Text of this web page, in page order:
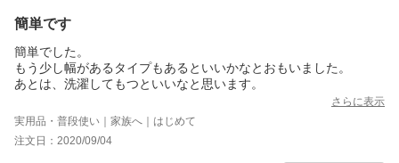
簡単です
簡単でした。
もう少し幅があるタイプもあるといいかなとおもいました。
あとは、洗濯してもつといいなと思います。
さらに表示
実用品・普段使い｜家族へ｜はじめて
注文日：2020/09/04